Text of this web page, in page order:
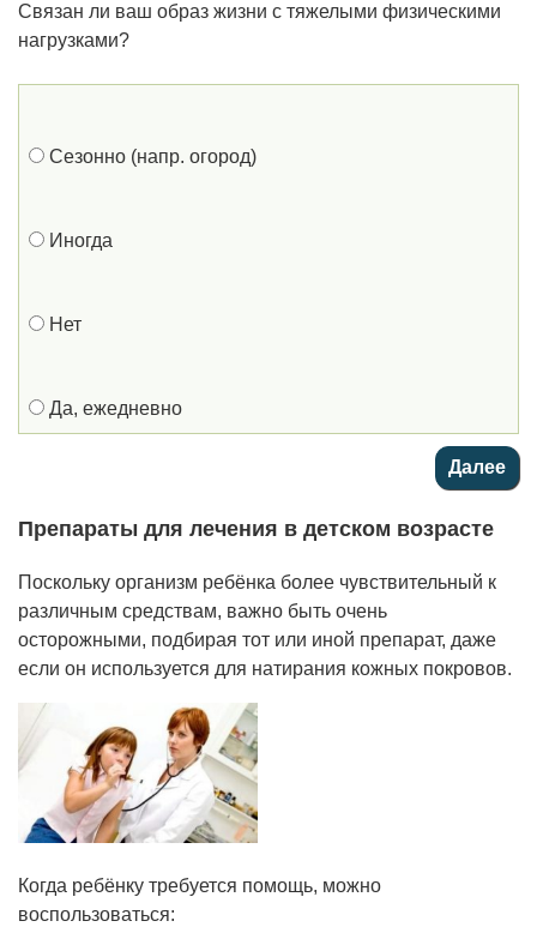
Связан ли ваш образ жизни с тяжелыми физическими
нагрузками?
Сезонно (напр. огород)
Иногда
Нет
Да, ежедневно
Препараты для лечения в детском возрасте
Поскольку организм ребёнка более чувствительный к
различным средствам, важно быть очень
осторожными, подбирая тот или иной препарат, даже
если он используется для натирания кожных покровов.
Когда ребёнку требуется помощь, можно
воспользоваться: